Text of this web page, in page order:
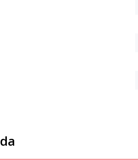
Prijavite se na newsletter i budite u